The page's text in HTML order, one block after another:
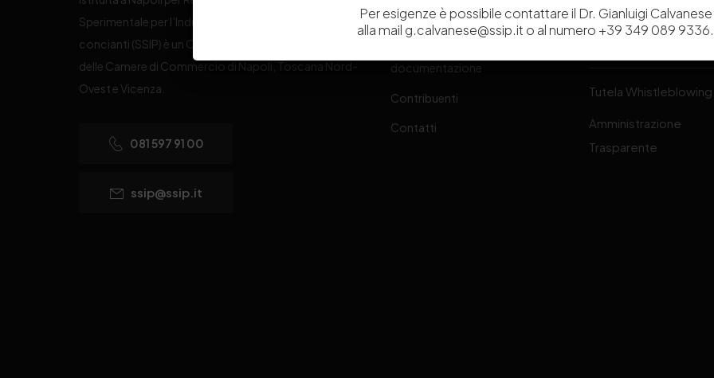
Sperimentale per l’Industria delle Pelli e delle materie
concianti (SSIP) è un Organismo di Ricerca Nazionale
delle Camere di Commercio di Napoli, Toscana Nord-
Ovest e Vicenza.
081 597 91 00
ssip@ssip.it
Formazione
documentazione
Contribuenti
Contatti
Politecnico del Cuoio
Tutela Whistleblowing
Amministrazione
Trasparente
Per esigenze è possibile contattare il Dr. Gianluigi Calvanese
alla mail g.calvanese@ssip.it o al numero +39 349 089 9336.